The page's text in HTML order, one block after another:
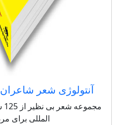
آنتولوژی شعر
المللی برای